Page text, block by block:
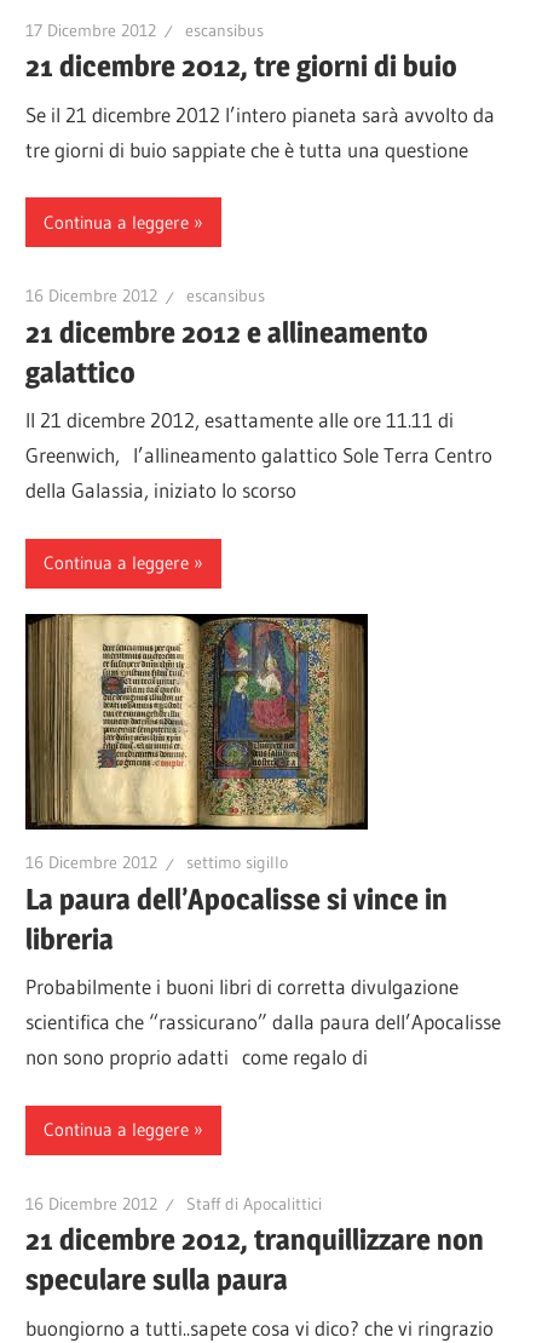
17 Dicembre 2012 escansibus
21 dicembre 2012, tre giorni di buio
Se il 21 dicembre 2012 l’intero pianeta sarà avvolto da
tre giorni di buio sappiate che è tutta una questione
Continua a leggere
16 Dicembre 2012 escansibus
21 dicembre 2012 e allineamento
galattico
Il 21 dicembre 2012, esattamente alle ore 11.11 di
Greenwich, l’allineamento galattico Sole Terra Centro
della Galassia, iniziato lo scorso
Continua a leggere
16 Dicembre 2012 settimo sigillo
La paura dell’Apocalisse si vince in
libreria
Probabilmente i buoni libri di corretta divulgazione
scientifica che “rassicurano” dalla paura dell’Apocalisse
non sono proprio adatti come regalo di
Continua a leggere
16 Dicembre 2012 Staff di Apocalittici
21 dicembre 2012, tranquillizzare non
speculare sulla paura
buongiorno a tutti..sapete cosa vi dico? che vi ringrazio